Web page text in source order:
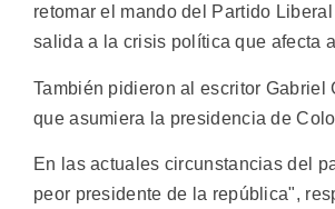
retomar el mando del Partido
salida a la crisis política que afecta
También pidieron al escritor Gabriel
que asumiera la presidencia de
En las actuales circunstancias del
peor presidente de la república",